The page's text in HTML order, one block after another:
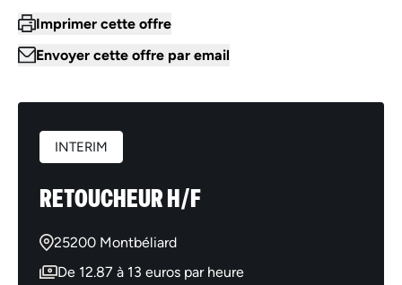
Imprimer cette offre
Envoyer cette offre par email
INTERIM
RETOUCHEUR H/F
25200 Montbéliard
De 12.87 à 13 euros par heure